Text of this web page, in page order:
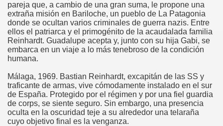
pareja que, a cambio de una gran suma, le propone una
extraña misión en Bariloche, un pueblo de La Patagonia
donde se ocultan varios criminales de guerra nazis. Entre
ellos el patriarca y el primogénito de la acaudalada familia
Reinhardt. Guadalupe acepta y, junto con su hija Gabi, se
embarca en un viaje a lo más tenebroso de la condición
humana.
Málaga, 1969. Bastian Reinhardt, excapitán de las SS y
traficante de armas, vive cómodamente instalado en el sur
de España. Protegido por el régimen y por una fiel guardia
de corps, se siente seguro. Sin embargo, una presencia
oculta en la oscuridad teje a su alrededor una telaraña
cuyo objetivo final es la venganza.